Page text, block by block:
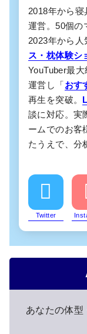
2018年から
運営。50個の
2023年から人
ス・枕体験シ
YouTuber最
運営し「おす
再生を突破。
談に対応。実
ームでのお客
たうえで、分
Twitter
あなたの体型